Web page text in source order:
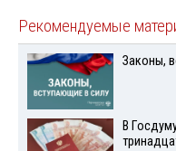
Рекомендуемые
Законы,
В